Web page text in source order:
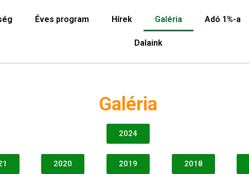
Éves program Hírek Galéria Adó 1%-a
Dalaink
Galéria
2024
2020 2019 2018